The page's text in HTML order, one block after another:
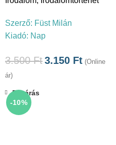
Szerző: Füst Milán
Kiadó: Nap
3.500Ft3.150 Ft (Online
ár)
-10%
Bezárás